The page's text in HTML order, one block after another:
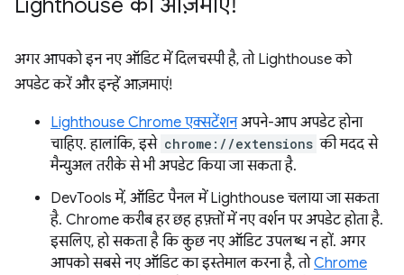
Lighthouse को आज़माएं!
अगर आपको इन नए ऑडिट में दिलचस्पी है, तो Lighthouse को
अपडेट करें और इन्हें आज़माएं!
Lighthouse Chrome एक्सटेंशनअपने-आप अपडेट होना
चाहिए. हालांकि, इसे chrome://extensions की मदद से
मैन्युअल तरीके से भी अपडेट किया जा सकता है.
DevTools में, ऑडिट पैनल में Lighthouse चलाया जा सकता
है. Chrome करीब हर छह हफ़्तों में नए वर्शन पर अपडेट होता है.
इसलिए, हो सकता है कि कुछ नए ऑडिट उपलब्ध न हों. अगर
आपको सबसे नए ऑडिट का इस्तेमाल करना है, तोChrome